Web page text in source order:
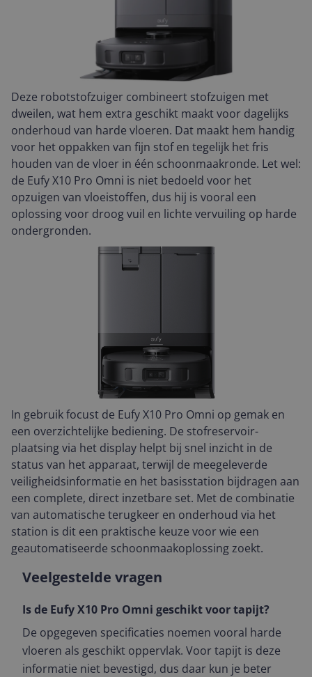
Deze robotstofzuiger combineert stofzuigen met
dweilen, wat hem extra geschikt maakt voor dagelijks
onderhoud van harde vloeren. Dat maakt hem handig
voor het oppakken van fijn stof en tegelijk het fris
houden van de vloer in één schoonmaakronde. Let wel:
de Eufy X10 Pro Omni is niet bedoeld voor het
opzuigen van vloeistoffen, dus hij is vooral een
oplossing voor droog vuil en lichte vervuiling op harde
ondergronden.
In gebruik focust de Eufy X10 Pro Omni op gemak en
een overzichtelijke bediening. De stofreservoir-
plaatsing via het display helpt bij snel inzicht in de
status van het apparaat, terwijl de meegeleverde
veiligheidsinformatie en het basisstation bijdragen aan
een complete, direct inzetbare set. Met de combinatie
van automatische terugkeer en onderhoud via het
station is dit een praktische keuze voor wie een
geautomatiseerde schoonmaakoplossing zoekt.
Veelgestelde vragen
Is de Eufy X10 Pro Omni geschikt voor tapijt?
De opgegeven specificaties noemen vooral harde
vloeren als geschikt oppervlak. Voor tapijt is deze
informatie niet bevestigd, dus daar kun je beter